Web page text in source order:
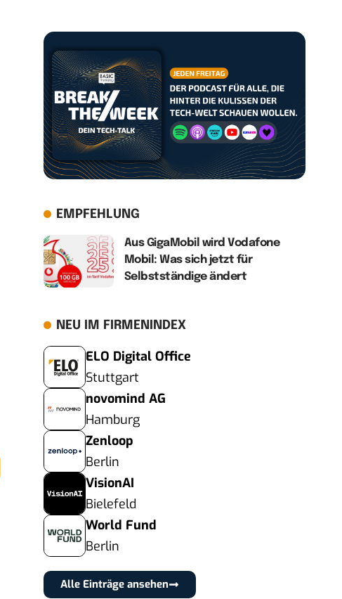
EMPFEHLUNG
Aus GigaMobil wird Vodafone
Mobil: Was sich jetzt für
Selbstständige ändert
NEU IM FIRMENINDEX
ELO Digital Office
Stuttgart
novomind AG
Hamburg
Zenloop
Berlin
VisionAI
Bielefeld
World Fund
Berlin
Alle Einträge ansehen